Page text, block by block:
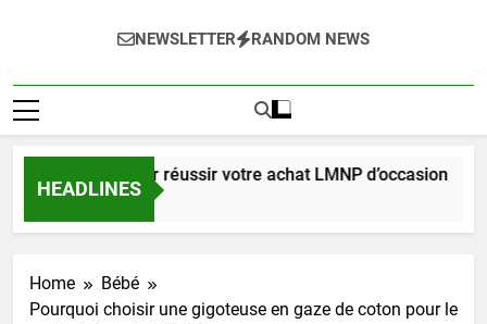
NEWSLETTER RANDOM NEWS
HEADLINES
complet pour réussir votre achat LMNP d’occasion
Ago
Home
Bébé
Pourquoi choisir une gigoteuse en gaze de coton pour le